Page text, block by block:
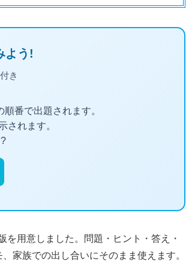
を用意しました。問題・ヒント・答え・
家族での出し合いにそのまま使えます。